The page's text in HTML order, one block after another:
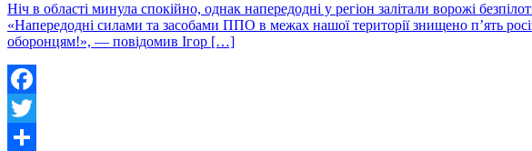
Ніч в області минула спокійно, однак напередодні у регіон залітали ворожі
«Напередодні силами та засобами ППО в межах нашої території знищено п’ять
оборонцям!», — повідомив Ігор […]
Facebook
Twitter